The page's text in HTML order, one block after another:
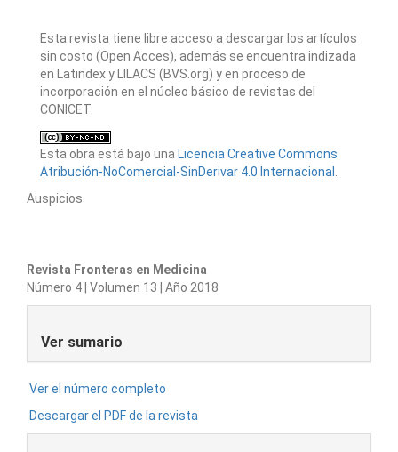
Esta revista tiene libre acceso a descargar los artículos
sin costo (Open Acces), además se encuentra indizada
en Latindex y LILACS (BVS.org) y en proceso de
incorporación en el núcleo básico de revistas del
CONICET.
Esta obra está bajo una Licencia Creative Commons
Atribución-NoComercial-SinDerivar 4.0 Internacional .
Auspicios
Revista Fronteras en Medicina
Número 4 | Volumen 13 | Año 2018
Ver sumario
Ver el número completo
Descargar el PDF de la revista